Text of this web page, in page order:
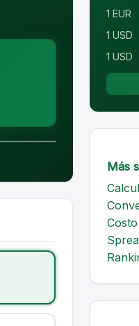
1 EUR
1 USD
1 USD
Más